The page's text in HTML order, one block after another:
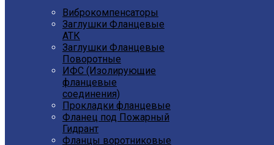
Виброкомпенсаторы
Заглушки Фланцевые
АТК
Заглушки Фланцевые
Поворотные
ИФС (Изолирующие
фланцевые
соединения)
Прокладки фланцевые
Фланец под Пожарный
Гидрант
Фланцы воротниковые